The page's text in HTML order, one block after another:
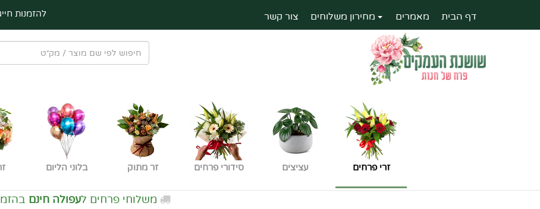
להזמנות דף הבית מאמרים מחירון משלוחים צור קשר
זרי פרחים עציצים סידורי פרחים זר מתוק בלוני הליום
משלוחי פרחים לעפולה חינםבהזמנהמעל